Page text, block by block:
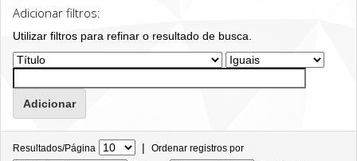
Adicionar filtros:
Utilizar filtros para refinar o resultado de busca.
Resultados/Página | Ordenar registros por